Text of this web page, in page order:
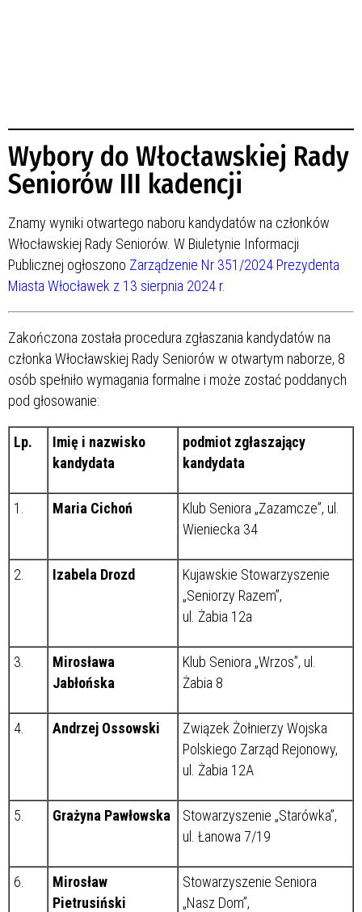
Wybory do Włocławskiej Rady
Seniorów III kadencji
Znamy wyniki otwartego naboru kandydatów na członków
Włocławskiej Rady Seniorów. W Biuletynie Informacji
Publicznej ogłoszono Zarządzenie Nr 351/2024 Prezydenta
Miasta Włocławek z 13 sierpnia 2024 r.
Zakończona została procedura zgłaszania kandydatów na
członka Włocławskiej Rady Seniorów w otwartym naborze, 8
osób spełniło wymagania formalne i może zostać poddanych
pod głosowanie:
Lp.
Imię i nazwisko
kandydata
podmiot zgłaszający
kandydata
1. Maria Cichoń
Klub Seniora „Zazamcze”, ul.
Wieniecka 34
2. Izabela Drozd
Kujawskie Stowarzyszenie
„Seniorzy Razem”,
ul. Żabia 12a
3.
Mirosława
Jabłońska
Klub Seniora „Wrzos”, ul.
Żabia 8
4. Andrzej Ossowski
Związek Żołnierzy Wojska
Polskiego Zarząd Rejonowy,
ul. Żabia 12A
5. Grażyna Pawłowska
Stowarzyszenie „Starówka”,
ul. Łanowa 7/19
6.
Mirosław
Pietrusiński
Stowarzyszenie Seniora
„Nasz Dom”,